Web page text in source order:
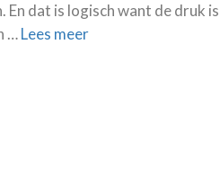
En dat is logisch want de druk is
…Lees meer